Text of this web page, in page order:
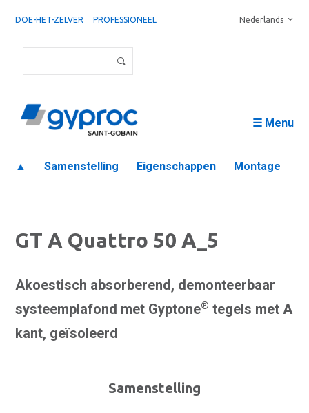
DOE-HET-ZELVER PROFESSIONEEL Nederlands
☰ Menu
▲ Samenstelling Eigenschappen Montage
GT A Quattro 50 A_5
Akoestisch absorberend, demonteerbaar
systeemplafond met Gyptone® tegels met A
kant, geïsoleerd
Samenstelling